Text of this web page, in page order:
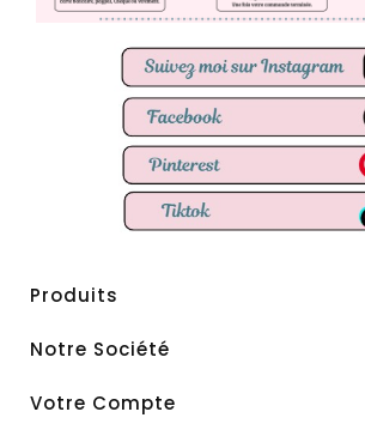
Produits
Notre Société
Votre Compte